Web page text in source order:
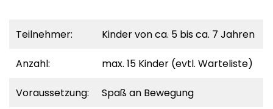
Teilnehmer: Kinder von ca. 5 bis ca. 7 Jahren
Anzahl: max. 15 Kinder (evtl. Warteliste)
Voraussetzung: Spaß an Bewegung